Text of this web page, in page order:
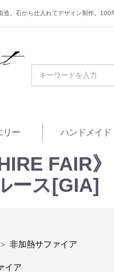
。石から仕入れてデザイン制作。100
公式サイ
リー ハンドメイド
FAIR
ース[GIA]
＞ 非加熱サファイア
イア